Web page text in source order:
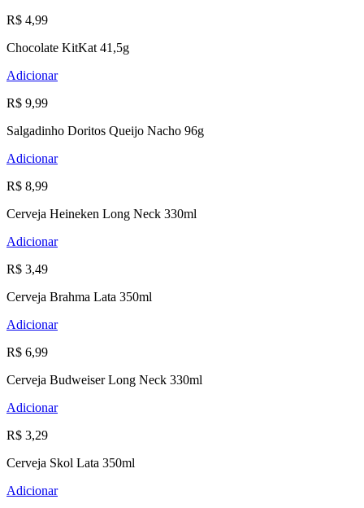
R$ 4,99
Chocolate KitKat 41,5g
Adicionar
R$ 9,99
Salgadinho Doritos Queijo Nacho 96g
Adicionar
R$ 8,99
Cerveja Heineken Long Neck 330ml
Adicionar
R$ 3,49
Cerveja Brahma Lata 350ml
Adicionar
R$ 6,99
Cerveja Budweiser Long Neck 330ml
Adicionar
R$ 3,29
Cerveja Skol Lata 350ml
Adicionar